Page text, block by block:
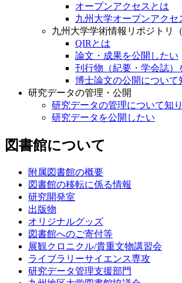
オープンアクセスとは
九州大学オープンアクセ
九州大学学術情報リポジトリ（
QIRとは
論文・成果を公開したい
刊行物（紀要・学会誌）
博士論文の公開について
研究データの管理・公開
研究データの管理について知
研究データを公開したい
図書館について
附属図書館の概要
図書館の移転に係る情報
研究開発室
出版物
オリジナルグッズ
図書館へのご寄付等
展観クロニクル/貴重文物講習会
ライブラリーサイエンス専攻
研究データ管理支援部門